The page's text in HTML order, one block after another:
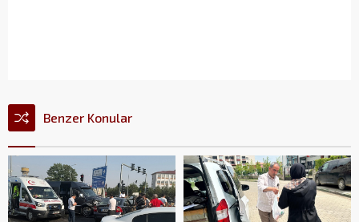
Benzer Konular